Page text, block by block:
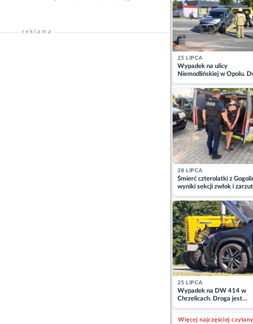
reklama
25 LIPCA
Wypadek na ulicy
Niemodlińskiej w Opolu.
osoby w szpitalu
28 LIPCA
Śmierć czterolatki z
wyniki sekcji zwłok i
matki
25 LIPCA
Wypadek na DW 414 w
Chrzelicach. Droga jest
zablokowana
Więcej najczęściej